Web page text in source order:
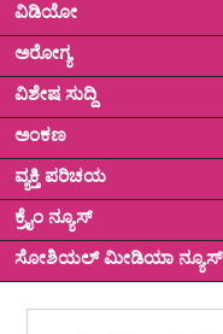
ವಿಡಿಯೋ
ಅರೋಗ್ಯ
ವಿಶೇಷ ಸುದ್ದಿ
ಅಂಕಣ
ವ್ಯಕ್ತಿ ಪರಿಚಯ
ಕ್ರೈಂ ನ್ಯೂಸ್
ಸೋಶಿಯಲ್ ಮೀಡಿಯಾ ನ್ಯೂಸ್